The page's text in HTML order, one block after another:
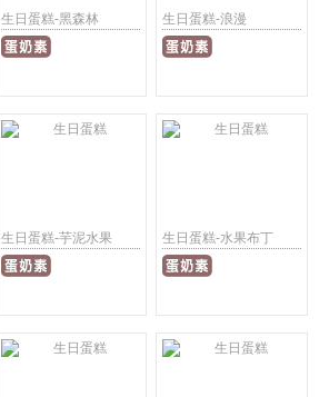
生日蛋糕-黑森林 生日蛋糕-浪漫
生日蛋糕-芋泥水果 生日蛋糕-水果布丁